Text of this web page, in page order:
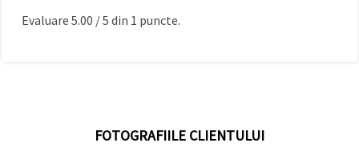
Evaluare 5.00 /5 din 1 puncte.
FOTOGRAFIILE CLIENTULUI